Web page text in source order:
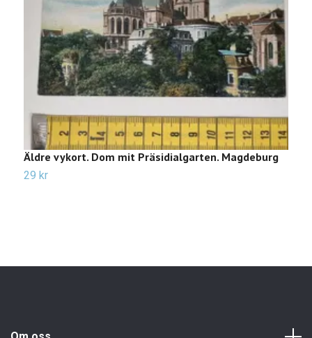
Äldre vykort. Dom mit Präsidialgarten. Magdeburg
29 kr